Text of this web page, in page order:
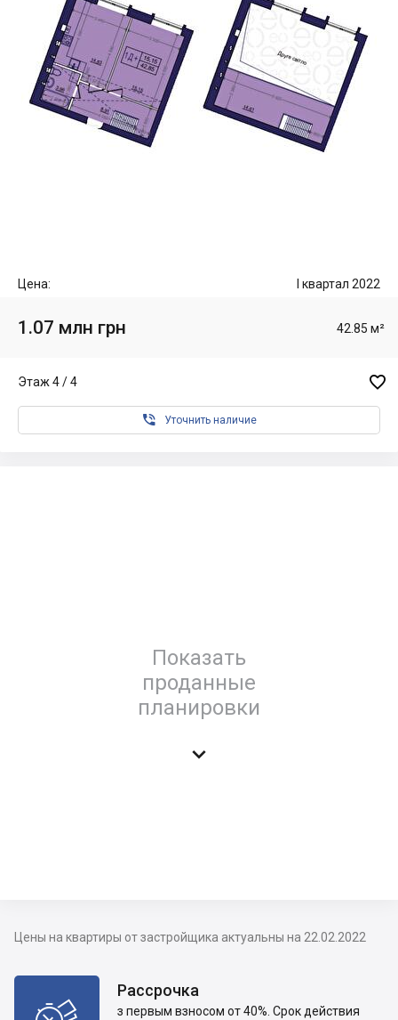
Цена: I квартал 2022
1.07 млн грн 42.85 м²
Этаж 4 / 4 
 Уточнить наличие
Показать
проданные
планировки

Цены на квартиры от застройщика актуальны на 22.02.2022
Рассрочка
з первым взносом от 40%. Срок действия